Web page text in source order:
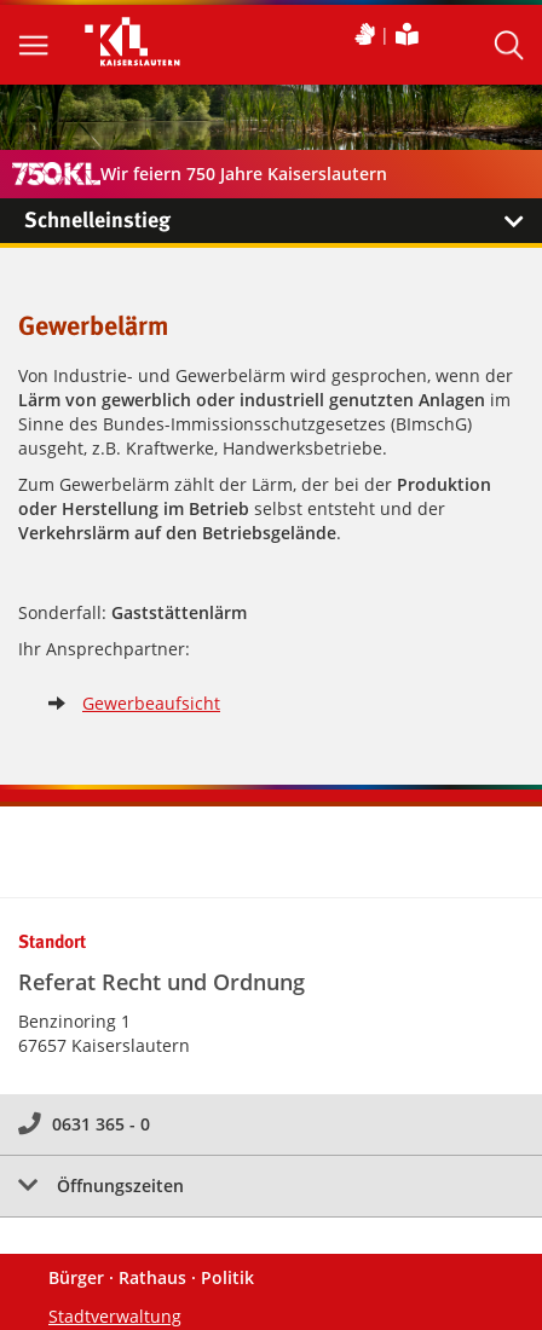
Wir feiern 750 Jahre Kaiserslautern
Schnelleinstieg
Gewerbelärm
Von Industrie- und Gewerbelärm wird gesprochen, wenn der
Lärm von gewerblich oder industriell genutzten Anlagen im
Sinne des Bundes-Immissionsschutzgesetzes (BImschG)
ausgeht, z.B. Kraftwerke, Handwerksbetriebe.
Zum Gewerbelärm zählt der Lärm, der bei der Produktion
oder Herstellung im Betrieb selbst entsteht und der
Verkehrslärm auf den Betriebsgelände.
Sonderfall: Gaststättenlärm
Ihr Ansprechpartner:
Gewerbeaufsicht
Standort
Referat Recht und Ordnung
Benzinoring 1
67657 Kaiserslautern
0631 365 - 0
Öffnungszeiten
Fußzeile
Bürger · Rathaus · Politik
Stadtverwaltung